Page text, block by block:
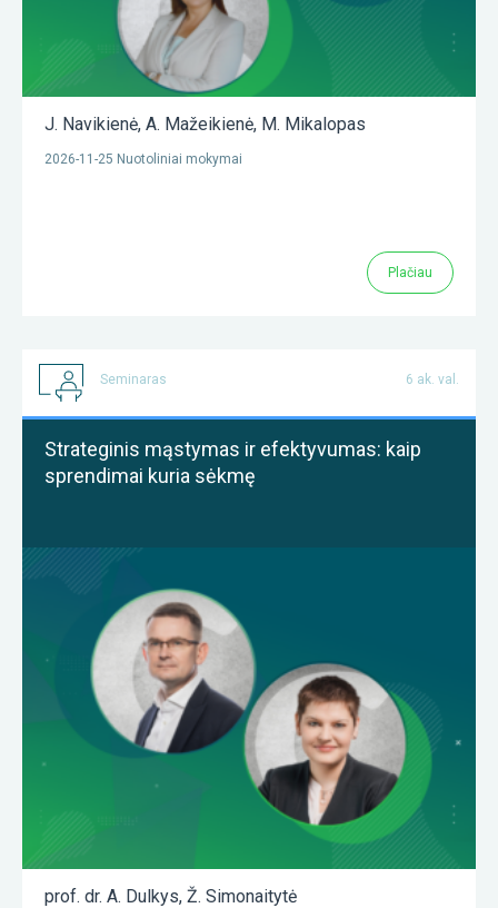
J. Navikienė, A. Mažeikienė, M. Mikalopas
2026-11-25 Nuotoliniai mokymai
Plačiau
Seminaras 6 ak. val.
Strateginis mąstymas ir efektyvumas: kaip
sprendimai kuria sėkmę
prof. dr. A. Dulkys, Ž. Simonaitytė